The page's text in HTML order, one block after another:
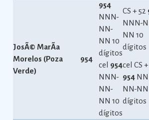
JosÃ© MarÃ­a
Morelos (Poza
Verde)
954
954
NNN-
NN-
NN 10
dígitos
CS + 52
NNN-
NN 10
dígitos
cel 954
NNN-
NN-
NN 10
dígitos
cel CS +
954
NN-NN
dígitos